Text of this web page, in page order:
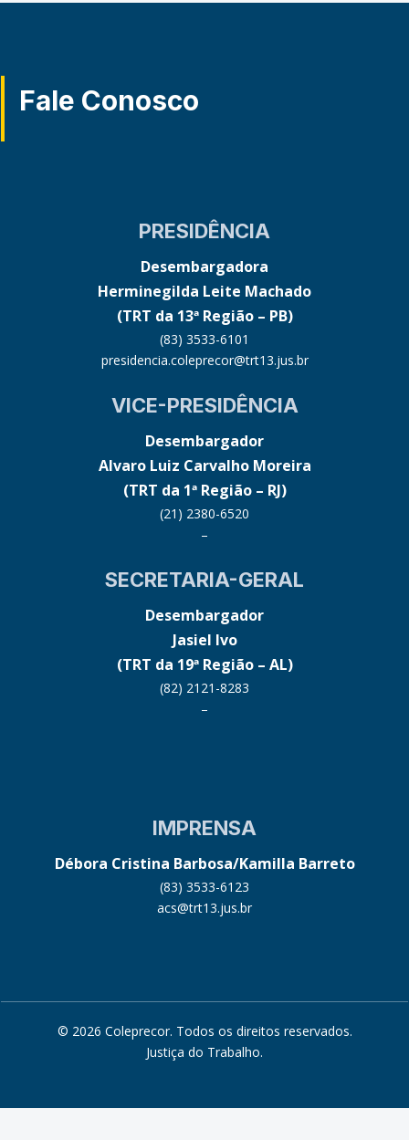
Fale Conosco
PRESIDÊNCIA
Desembargadora
Herminegilda Leite Machado
(TRT da 13ª Região – PB)
(83) 3533-6101
presidencia.coleprecor@trt13.jus.br
VICE-PRESIDÊNCIA
Desembargador
Alvaro Luiz Carvalho Moreira
(TRT da 1ª Região – RJ)
(21) 2380-6520
–
SECRETARIA-GERAL
Desembargador
Jasiel Ivo
(TRT da 19ª Região – AL)
(82) 2121-8283
–
IMPRENSA
Débora Cristina Barbosa/Kamilla Barreto
(83) 3533-6123
acs@trt13.jus.br
© 2026 Coleprecor. Todos os direitos reservados.
Justiça do Trabalho.